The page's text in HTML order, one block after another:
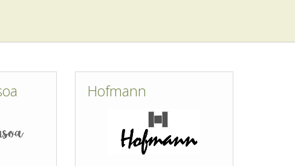
Hofmann